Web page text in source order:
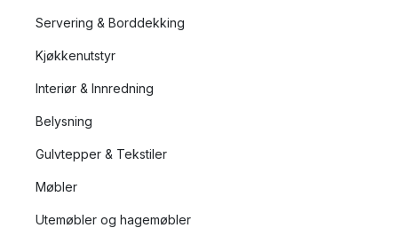
Servering & Borddekking
Kjøkkenutstyr
Interiør & Innredning
Belysning
Gulvtepper & Tekstiler
Møbler
Utemøbler og hagemøbler